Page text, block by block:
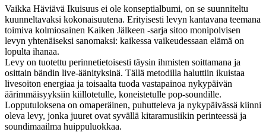
Vaikka Häviävä Ikuisuus ei ole konseptialbumi, on se suunniteltu
kuunneltavaksi kokonaisuutena. Erityisesti levyn kantavana teemana
toimiva kolmiosainen Kaiken Jälkeen -sarja sitoo monipolvisen
levyn yhtenäiseksi sanomaksi: kaikessa vaikeudessaan elämä on
lopulta ihanaa.
Levy on tuotettu perinnetietoisesti täysin ihmisten soittamana ja
osittain bändin live-äänityksinä. Tällä metodilla haluttiin ikuistaa
livesoiton energiaa ja toisaalta tuoda vastapainoa nykypäivän
äärimmäisyyksiin kiillotetulle, koneistetulle pop-soundille.
Lopputuloksena on omaperäinen, puhutteleva ja nykypäivässä kiinni
oleva levy, jonka juuret ovat syvällä kitaramusiikin perinteessä ja
soundimaailma huippuluokkaa.